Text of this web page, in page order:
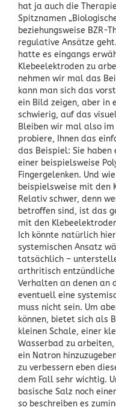
hat ja auch die
Spitznamen
beziehungsweise BZR-
regulative Ansätze
hatte es eingangs
Klebeelektroden zu
nehmen wir mal das
kann man sich das
ein Bild zeigen, aber in
schwierig, auf das
Bleiben wir mal also
probiere, Ihnen das
das Beispiel: Sie
einer beispielsweise
Fingergelenken. Und
beispielsweise mit den
Relativ schwer, denn
betroffen sind, ist das
mit den
Ich könnte natürlich
systemischen Ansatz
tatsächlich –
arthritisch
Verhalten an denen an
eventuell eine
muss nicht sein. Um
können, bietet sich als
kleinen Schale, einer
Wasserbad zu
ein Natron
zu verbessern eben
dem Fall sehr wichtig.
basische Salz noch
so beschreiben es